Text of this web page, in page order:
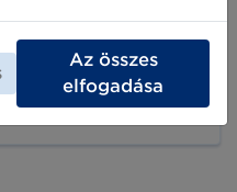
elkövetett hibák,
megfelelő
problémát tud
egyaránt.
olyan módszer,
Az összes
elfogadása